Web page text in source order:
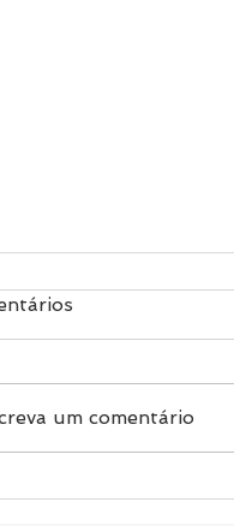
um comentário